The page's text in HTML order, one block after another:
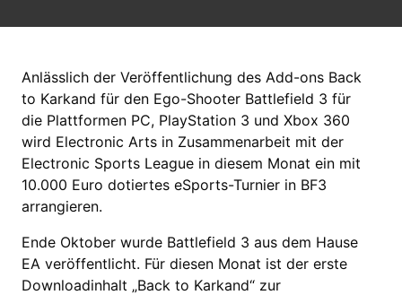
Anlässlich der Veröffentlichung des Add-ons Back
to Karkand für den Ego-Shooter Battlefield 3 für
die Plattformen PC, PlayStation 3 und Xbox 360
wird Electronic Arts in Zusammenarbeit mit der
Electronic Sports League in diesem Monat ein mit
10.000 Euro dotiertes eSports-Turnier in BF3
arrangieren.
Ende Oktober wurde Battlefield 3 aus dem Hause
EA veröffentlicht. Für diesen Monat ist der erste
Downloadinhalt „Back to Karkand“ zur